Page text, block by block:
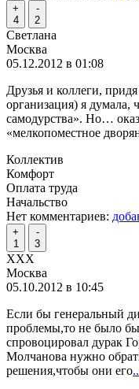
+
4
-
2
Светлана
Москва
05.12.2012 в 01:08
Друзья и коллеги,
организация) я думала,
самодурства». Но…
«мелкопоместное
Коллектив
Комфорт
Оплата труда
Начальство
Нет комментариев:
+
1
-
3
XXX
Москва
05.10.2012 в 10:45
Если бы генеральный
проблемы,то не было бы
спровоцировал дурак
Молчанова нужно
решения,чтобы они его